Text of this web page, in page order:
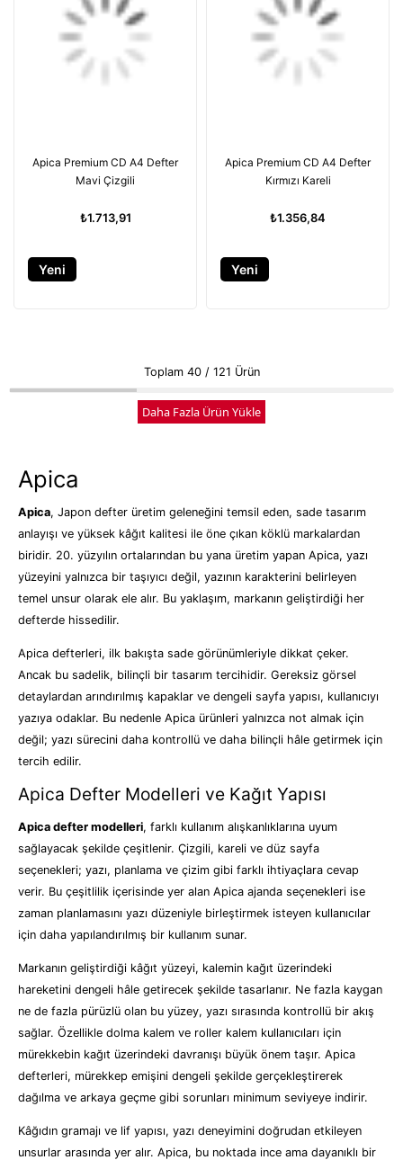
Apica Premium CD A4 Defter
Mavi Çizgili
₺1.713,91
Yeni
Apica Premium CD A4 Defter
Kırmızı Kareli
₺1.356,84
Yeni
Toplam 40/ 121 Ürün
Daha Fazla Ürün Yükle
Apica
Apica, Japon defter üretim geleneğini temsil eden, sade tasarım
anlayışı ve yüksek kâğıt kalitesi ile öne çıkan köklü markalardan
biridir. 20. yüzyılın ortalarından bu yana üretim yapan Apica, yazı
yüzeyini yalnızca bir taşıyıcı değil, yazının karakterini belirleyen
temel unsur olarak ele alır. Bu yaklaşım, markanın geliştirdiği her
defterde hissedilir.
Apica defterleri, ilk bakışta sade görünümleriyle dikkat çeker.
Ancak bu sadelik, bilinçli bir tasarım tercihidir. Gereksiz görsel
detaylardan arındırılmış kapaklar ve dengeli sayfa yapısı, kullanıcıyı
yazıya odaklar. Bu nedenle Apica ürünleri yalnızca not almak için
değil; yazı sürecini daha kontrollü ve daha bilinçli hâle getirmek için
tercih edilir.
Apica Defter Modelleri ve Kağıt Yapısı
Apica defter modelleri, farklı kullanım alışkanlıklarına uyum
sağlayacak şekilde çeşitlenir. Çizgili, kareli ve düz sayfa
seçenekleri; yazı, planlama ve çizim gibi farklı ihtiyaçlara cevap
verir. Bu çeşitlilik içerisinde yer alan Apica ajanda seçenekleri ise
zaman planlamasını yazı düzeniyle birleştirmek isteyen kullanıcılar
için daha yapılandırılmış bir kullanım sunar.
Markanın geliştirdiği kâğıt yüzeyi, kalemin kağıt üzerindeki
hareketini dengeli hâle getirecek şekilde tasarlanır. Ne fazla kaygan
ne de fazla pürüzlü olan bu yüzey, yazı sırasında kontrollü bir akış
sağlar. Özellikle dolma kalem ve roller kalem kullanıcıları için
mürekkebin kağıt üzerindeki davranışı büyük önem taşır. Apica
defterleri, mürekkep emişini dengeli şekilde gerçekleştirerek
dağılma ve arkaya geçme gibi sorunları minimum seviyeye indirir.
Kâğıdın gramajı ve lif yapısı, yazı deneyimini doğrudan etkileyen
unsurlar arasında yer alır. Apica, bu noktada ince ama dayanıklı bir